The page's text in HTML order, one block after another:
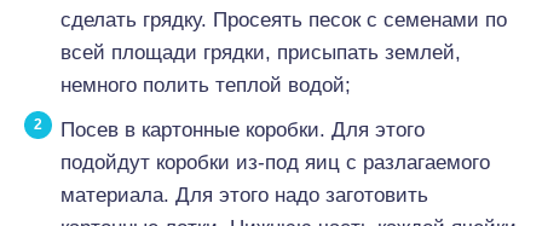
сделать грядку. Просеять песок с семенами по
всей площади грядки, присыпать землей,
немного полить теплой водой;
Посев в картонные коробки. Для этого
подойдут коробки из-под яиц с разлагаемого
материала. Для этого надо заготовить